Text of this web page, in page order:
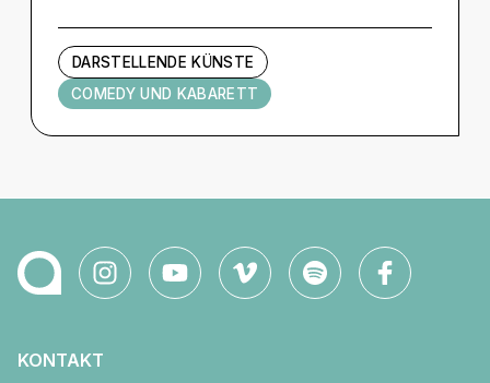
DARSTELLENDE KÜNSTE
COMEDY UND KABARETT
KONTAKT